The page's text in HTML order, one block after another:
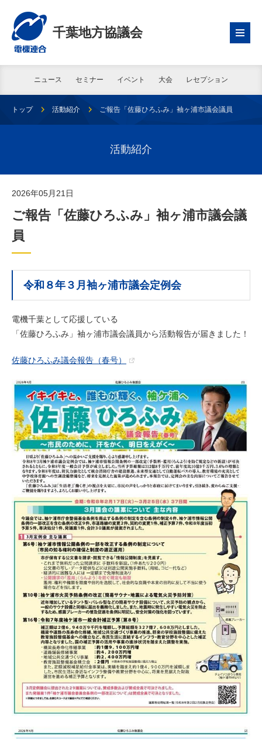
千葉地方協議会
ニュース セミナー イベント 大会 レセプション
トップ 活動紹介 ご報告「佐藤ひろふみ」袖ヶ浦市議会議員
活動紹介
2026年05月21日
ご報告「佐藤ひろふみ」袖ヶ浦市議会議
員
令和８年３月袖ヶ浦市議会定例会
電機千葉として応援している
「佐藤ひろふみ」袖ヶ浦市議会議員から活動報告が届きました！
佐藤ひろふみ議会報告（春号）